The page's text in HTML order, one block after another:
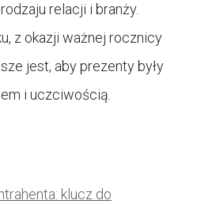
relacji i branży.
z okazji ważnej rocznicy
jest, aby prezenty były
i uczciwością.
klucz do